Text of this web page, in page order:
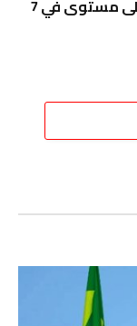
4254.98 دولار للأوقية .. الذهب يقفز لأعلى مستوى في 7